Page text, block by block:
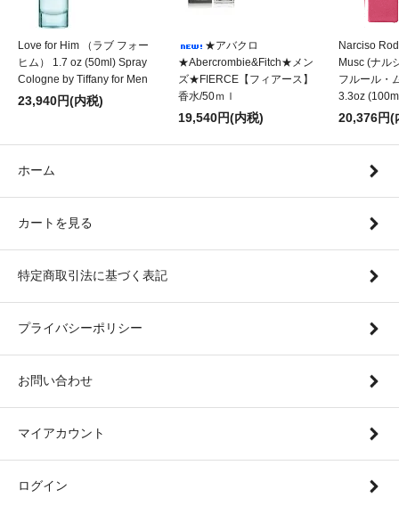
Love for Him （ラブ フォー
ヒム） 1.7 oz (50ml) Spray
Cologne by Tiffany for Men
23,940円(内税)
★アバクロ
★Abercrombie&Fitch★メン
ズ★FIERCE【フィアース】
香水/50ｍｌ
19,540円(内税)
Narciso
Musc (ナル
フルール・
3.3oz
20,376円(
ホーム
カートを見る
特定商取引法に基づく表記
プライバシーポリシー
お問い合わせ
マイアカウント
ログイン